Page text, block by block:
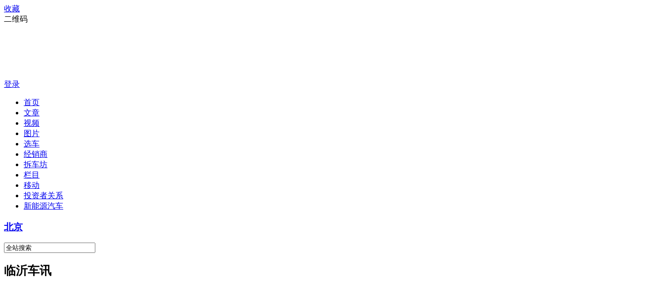
收藏
二维码
登录
首页
文章
视频
图片
选车
经销商
拆车坊
栏目
移动
投资者关系
新能源汽车
北京
临沂车讯